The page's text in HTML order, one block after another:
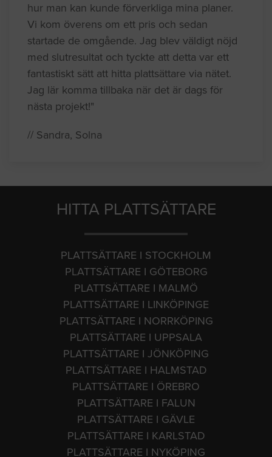
hur man kan kunde förverkliga mina planer.
Vi kom överens om ett pris och sedan
startade de omgående. Jag blev väldigt nöjd
med slutresultat och tyckte att detta var ett
fantastiskt sätt att hitta plattsättare via nätet.
Jag lär komma tillbaka när det är dags för
nästa projekt!"
// Sandra, Solna
HITTA PLATTSÄTTARE
PLATTSÄTTARE I STOCKHOLM
PLATTSÄTTARE I GÖTEBORG
PLATTSÄTTARE I MALMÖ
PLATTSÄTTARE I LINKÖPINGE
PLATTSÄTTARE I NORRKÖPING
PLATTSÄTTARE I UPPSALA
PLATTSÄTTARE I JÖNKÖPING
PLATTSÄTTARE I HALMSTAD
PLATTSÄTTARE I ÖREBRO
PLATTSÄTTARE I FALUN
PLATTSÄTTARE I GÄVLE
PLATTSÄTTARE I KARLSTAD
PLATTSÄTTARE I NYKÖPING